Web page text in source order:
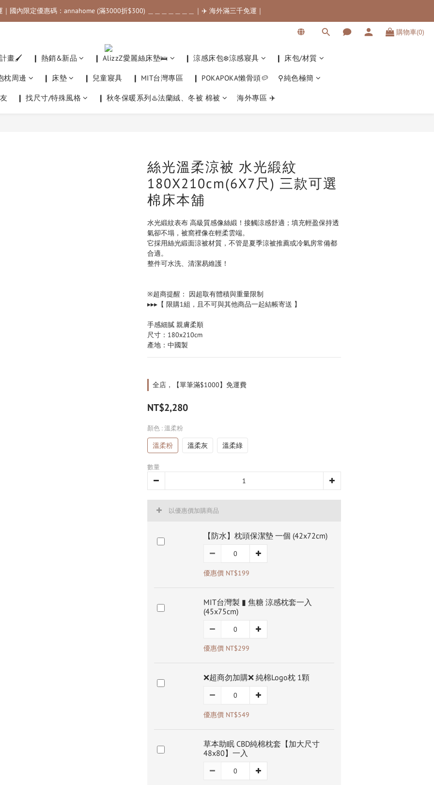
｜國內限定優惠碼：annahome (滿3000折$300) ＿＿＿＿＿＿＿｜✈️ 海外滿三千免運｜
｜國內限定優惠碼：annahome (滿3000折$300) ＿＿＿＿＿＿＿｜✈️ 海外滿三千免運｜
國內限定優惠碼：annahome (滿3000折$300) ＿＿＿＿＿＿＿｜✈️ 海外滿三千免運｜
購物車(0)
畫🖌️ ❙ 熱銷&新品 ❙ AlizzZ愛麗絲床墊🛌 ❙ 涼感床包❄️涼感寢具 ❙ 床包/材質
枕周邊 ❙ 床墊 ❙ 兒童寢具 ❙ MIT台灣專區 ❙ POKAPOKA懶骨頭🥔 ⚲純色極簡
❙ 找尺寸/特殊風格 ❙ 秋冬保暖系列♨️法蘭絨、冬被 棉被 海外專區 ✈️
絲光溫柔涼被 水光緞紋
180X210cm(6X7尺) 三款可選
棉床本舖
水光緞紋表布 高級質感像絲緞！接觸涼感舒適；填充輕盈保持透
氣卻不塌，被窩裡像在輕柔雲端。
它採用絲光緞面涼被材質，不管是夏季涼被推薦或冷氣房常備都
合適。
整件可水洗、清潔易維護！
※超商提醒： 因超取有體積與重量限制
▸▸▸【 限購1組，且不可與其他商品一起結帳寄送 】
手感細膩 親膚柔順
尺寸：180x210cm
產地：中國製
全店，【單筆滿$1000】免運費
NT$2,280
顏色 : 溫柔粉
溫柔粉 溫柔灰 溫柔綠
數量
以優惠價加購商品
【防水】枕頭保潔墊 一個 (42x72cm)
優惠價 NT$199
MIT台灣製 ▮ 焦糖 涼感枕套一入
(45x75cm)
優惠價 NT$299
❌超商勿加購❌ 純棉Logo枕 1顆
優惠價 NT$549
草本助眠 CBD純棉枕套【加大尺寸
48x80】一入